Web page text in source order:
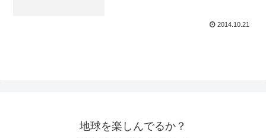
2014.10.21
地球を楽しんでるか？